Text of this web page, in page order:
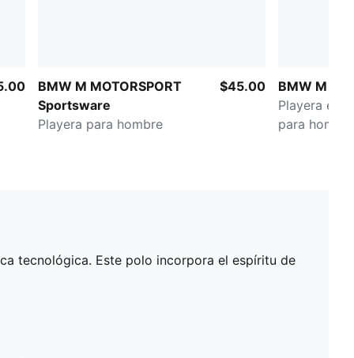
BMW M MOTORSPORT
Sportsware
Playera para hombre
$45.00
BMW M
Playera
para hombre
tecnológica. Este polo incorpora el espíritu de